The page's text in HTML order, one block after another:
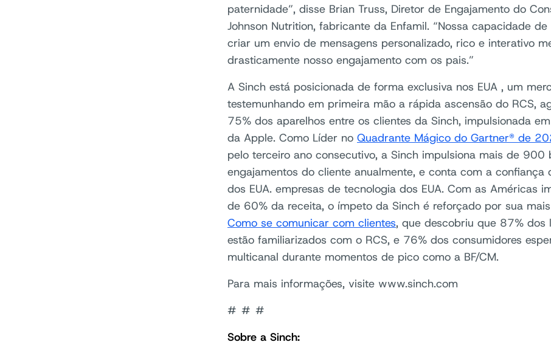
paternidade”, disse Brian Truss, Diretor de Engajamento do
Johnson Nutrition, fabricante da Enfamil. “Nossa capacidade
criar um envio de mensagens personalizado, rico e interativo
drasticamente nosso engajamento com os pais.”
A Sinch está posicionada de forma exclusiva nos EUA , um
testemunhando em primeira mão a rápida ascensão do RCS,
75% dos aparelhos entre os clientes da Sinch, impulsionada
da Apple. Como Líder no Quadrante Mágico do Gartner® de
pelo terceiro ano consecutivo, a Sinch impulsiona mais de 900
engajamentos do cliente anualmente, e conta com a
dos EUA. empresas de tecnologia dos EUA. Com as Américas
de 60% da receita, o ímpeto da Sinch é reforçado por sua
Como se comunicar com clientes, que descobriu que 87% dos
estão familiarizados com o RCS, e 76% dos consumidores
multicanal durante momentos de pico como a BF/CM.
Para mais informações, visite www.sinch.com
# # #
Sobre a Sinch: